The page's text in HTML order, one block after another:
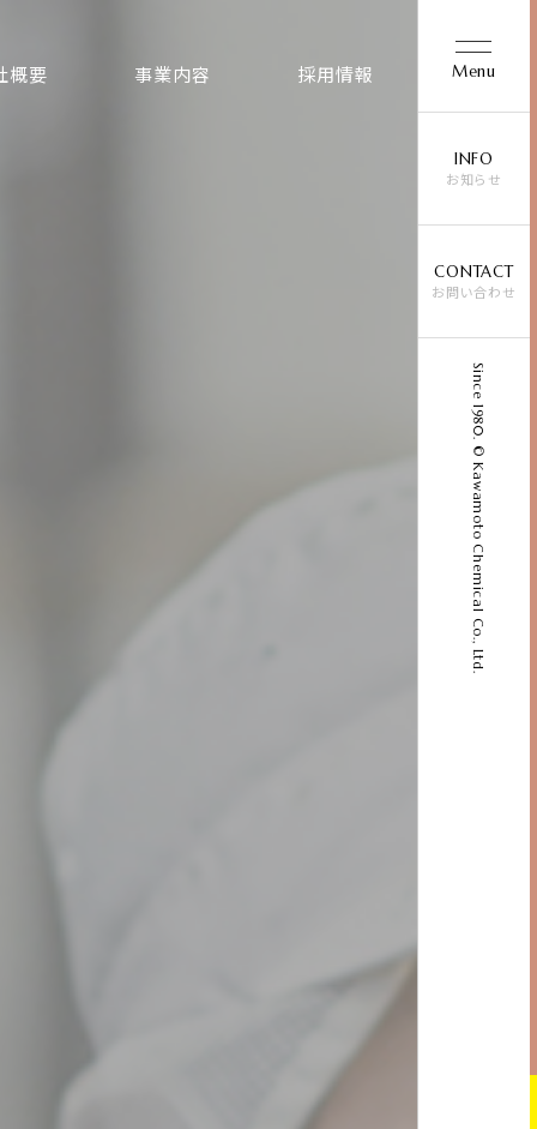
概要 事業内容 採用情報 Menu
INFO
お知らせ
CONTACT
お問い合わせ
Since 1980. © Kawamoto Chemical Co., Ltd.